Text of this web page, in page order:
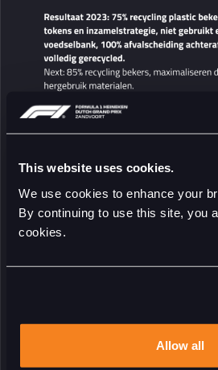
This website uses cookies.
We use cookies to enhance your
By continuing to use this site, you
cookies.
Allow all